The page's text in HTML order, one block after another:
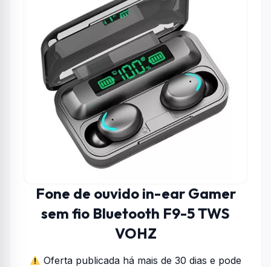
Fone de ouvido in-ear Gamer
sem fio Bluetooth F9-5 TWS
VOHZ
Oferta publicada há mais de 30 dias e pode